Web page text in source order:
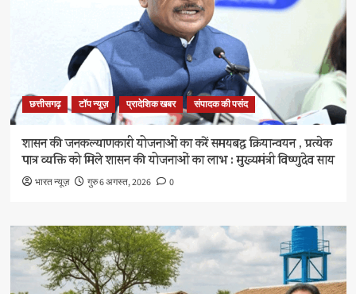
छत्तीसगढ़ टॉप न्यूज़ प्रादेशिक खबर संपादक की पसंद
शासन की जनकल्याणकारी योजनाओं का करें समयबद्ध क्रियान्वयन , प्रत्येक
पात्र व्यक्ति को मिले शासन की योजनाओं का लाभ : मुख्यमंत्री विष्णुदेव साय
भारत न्यूज़ गुरु 6 अगस्त, 2026 0